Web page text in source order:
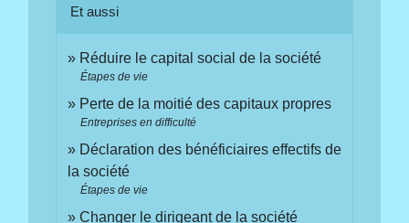
Et aussi
Réduire le capital social de la société
Étapes de vie
Perte de la moitié des capitaux propres
Entreprises en difficulté
Déclaration des bénéficiaires effectifs de
la société
Étapes de vie
Changer le dirigeant de la société